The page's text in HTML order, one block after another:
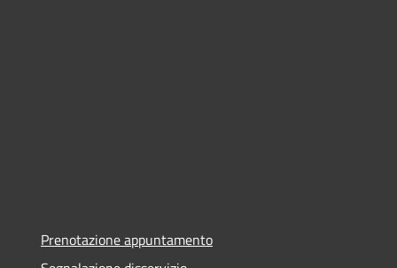
Prenotazione appuntamento